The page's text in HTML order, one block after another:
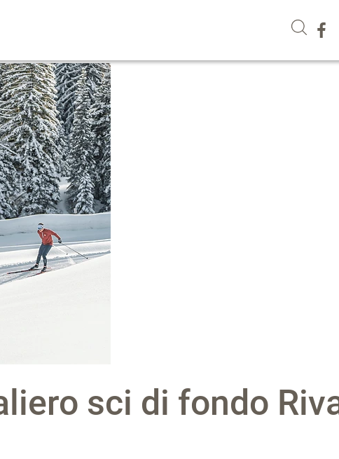
sci di fondo